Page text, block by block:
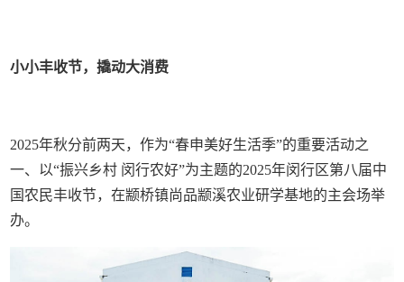
小小丰收节，撬动大消费
2025年秋分前两天，作为“春申美好生活季”的重要活动之
一、以“振兴乡村 闵行农好”为主题的2025年闵行区第八届中
国农民丰收节，在颛桥镇尚品颛溪农业研学基地的主会场举
办。